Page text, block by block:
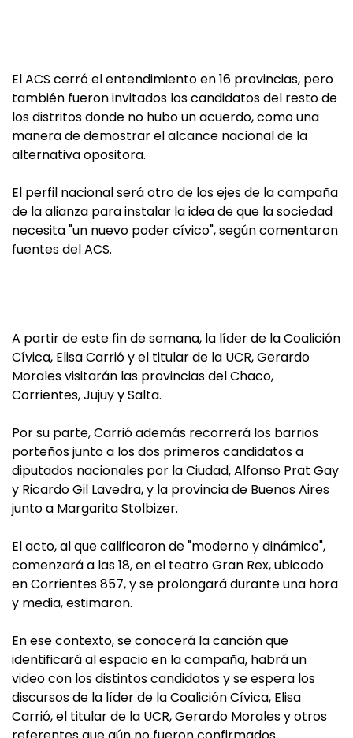
El ACS cerró el entendimiento en 16 provincias, pero
también fueron invitados los candidatos del resto de
los distritos donde no hubo un acuerdo, como una
manera de demostrar el alcance nacional de la
alternativa opositora.
El perfil nacional será otro de los ejes de la campaña
de la alianza para instalar la idea de que la sociedad
necesita "un nuevo poder cívico", según comentaron
fuentes del ACS.
A partir de este fin de semana, la líder de la Coalición
Cívica, Elisa Carrió y el titular de la UCR, Gerardo
Morales visitarán las provincias del Chaco,
Corrientes, Jujuy y Salta.
Por su parte, Carrió además recorrerá los barrios
porteños junto a los dos primeros candidatos a
diputados nacionales por la Ciudad, Alfonso Prat Gay
y Ricardo Gil Lavedra, y la provincia de Buenos Aires
junto a Margarita Stolbizer.
El acto, al que calificaron de "moderno y dinámico",
comenzará a las 18, en el teatro Gran Rex, ubicado
en Corrientes 857, y se prolongará durante una hora
y media, estimaron.
En ese contexto, se conocerá la canción que
identificará al espacio en la campaña, habrá un
video con los distintos candidatos y se espera los
discursos de la líder de la Coalición Cívica, Elisa
Carrió, el titular de la UCR, Gerardo Morales y otros